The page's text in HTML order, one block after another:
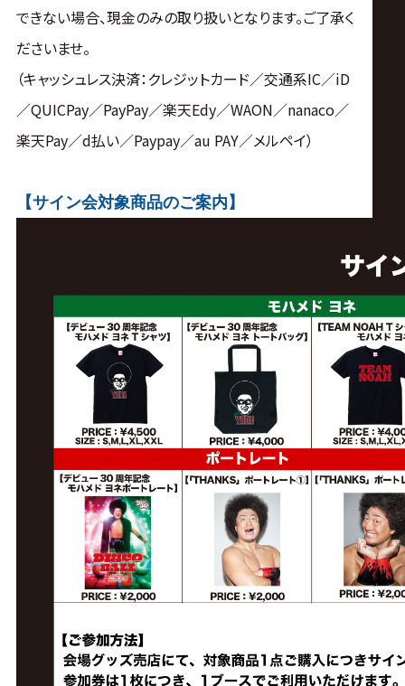
できない場合、現金のみの取り扱いとなります。ご了承く
ださいませ。
（キャッシュレス決済：クレジットカード／交通系IC／iD
／QUICPay／PayPay／楽天Edy／WAON／nanaco／
楽天Pay／d払い／Paypay／au PAY／メルペイ）
【サイン会対象商品のご案内】